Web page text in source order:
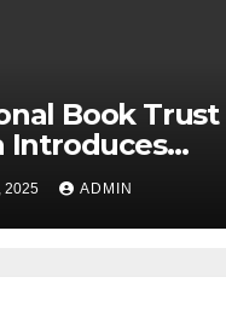
Book Trust
Introduces
New
of Learning
– The
2025 ADMIN